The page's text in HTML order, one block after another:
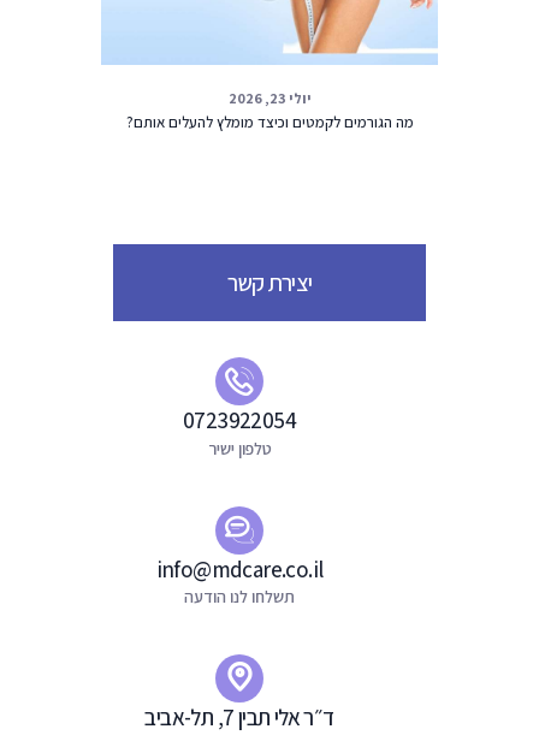
יולי 23, 2026
מה הגורמים לקמטים וכיצד מומלץ להעלים אותם?
יצירת קשר
0723922054
טלפון ישיר
info@mdcare.co.il
תשלחו לנו הודעה
ד״ר אלי תבין 7, תל-אביב